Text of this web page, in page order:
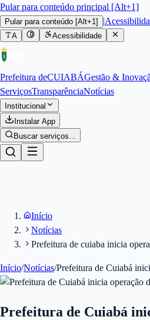
Pular para conteúdo principal [Alt+1]
Pular para conteúdo [Alt+1] |
A Acessibilidade
Prefeitura deCUIABÁGestão &
ServiçosTransparênciaNotícias
Institucional
Instalar App
Buscar serviços...
Início
Notícias
Prefeitura de cuiaba inicia
Início/Notícias/Prefeitura de Cuiabá
Prefeitura de Cuiabá